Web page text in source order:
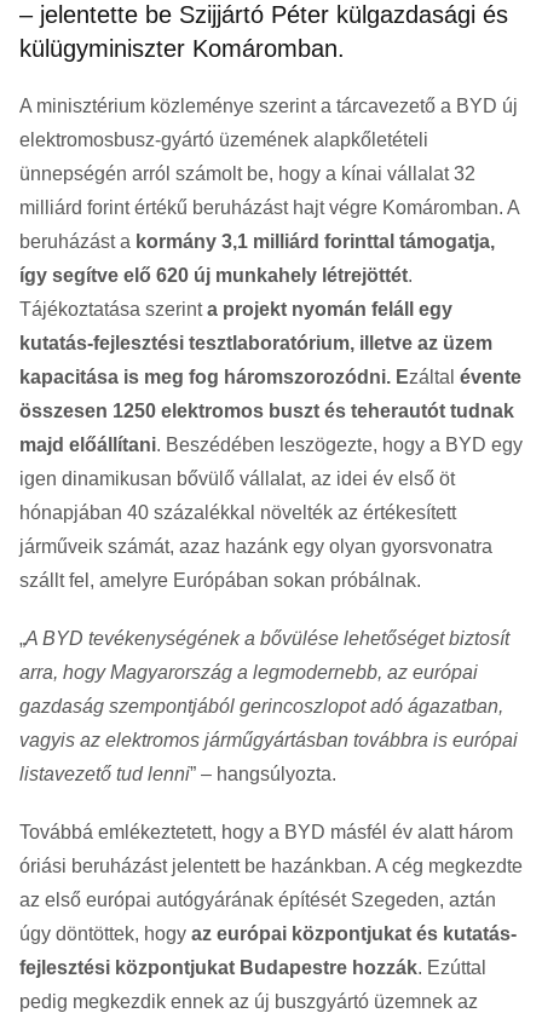
– jelentette be Szijjártó Péter külgazdasági és
külügyminiszter Komáromban.
A minisztérium közleménye szerint a tárcavezető a BYD új
elektromosbusz-gyártó üzemének alapkőletételi
ünnepségén arról számolt be, hogy a kínai vállalat 32
milliárd forint értékű beruházást hajt végre Komáromban. A
beruházást a kormány 3,1 milliárd forinttal támogatja,
így segítve elő 620 új munkahely létrejöttét.
Tájékoztatása szerinta projekt nyomán feláll egy
kutatás-fejlesztési tesztlaboratórium, illetve az üzem
kapacitása is meg fog háromszorozódni. Ezáltal évente
összesen 1250 elektromos buszt és teherautót tudnak
majd előállítani. Beszédében leszögezte, hogy a BYD egy
igen dinamikusan bővülő vállalat, az idei év első öt
hónapjában 40 százalékkal növelték az értékesített
járműveik számát, azaz hazánk egy olyan gyorsvonatra
szállt fel, amelyre Európában sokan próbálnak.
„A BYD tevékenységének a bővülése lehetőséget biztosít
arra, hogy Magyarország a legmodernebb, az európai
gazdaság szempontjából gerincoszlopot adó ágazatban,
vagyis az elektromos járműgyártásban továbbra is európai
listavezető tud lenni” – hangsúlyozta.
Továbbá emlékeztetett, hogy a BYD másfél év alatt három
óriási beruházást jelentett be hazánkban. A cég megkezdte
az első európai autógyárának építését Szegeden, aztán
úgy döntöttek, hogy az európai központjukat és kutatás-
fejlesztési központjukat Budapestre hozzák. Ezúttal
pedig megkezdik ennek az új buszgyártó üzemnek az